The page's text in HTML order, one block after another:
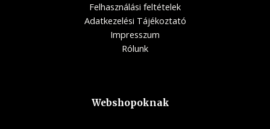
Felhasználási feltételek
Adatkezelési Tájékoztató
Impresszum
Rólunk
Webshopoknak